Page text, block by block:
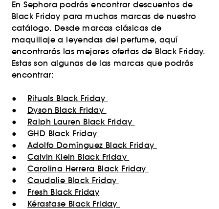
En Sephora podrás encontrar descuentos de
Black Friday para muchas marcas de nuestro
catálogo. Desde marcas clásicas de
maquillaje a leyendas del perfume, aquí
encontrarás las mejores ofertas de Black Friday.
Estas son algunas de las marcas que podrás
encontrar:
● Rituals Black Friday
● Dyson Black Friday
● Ralph Lauren Black Friday
● GHD Black Friday
● Adolfo Domínguez Black Friday
● Calvin Klein Black Friday
● Carolina Herrera Black Friday
● Caudalie Black Friday
● Fresh Black Friday
● Kérastase Black Friday